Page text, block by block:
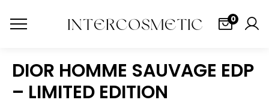
0
DIOR HOMME SAUVAGE EDP
– LIMITED EDITION